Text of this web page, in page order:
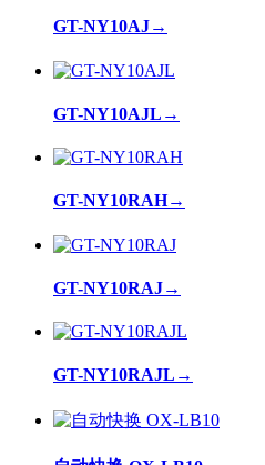
GT-NY10AJ→
GT-NY10AJL →
GT-NY10RAH→
GT-NY10RAJ→
GT-NY10RAJL →